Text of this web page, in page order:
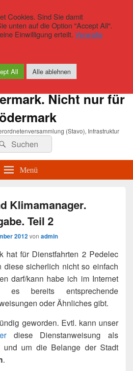
Nicht nur für
(Stavo), Infrastruktur
Suchen
Menü
Klimamanager.
Teil 2
2012von admin
hat für Dienstfahrten 2 Pedelec
diese sicherlich nicht so einfach
darf/kann habe ich im Internet
es bereits entsprechende
oder Ähnliches gibt.
geworden. Evtl. kann unser
diese Dienstanweisung als
und um die Belange der Stadt
.
Cookies. Sind Sie damit
unten auf die Option "Accept All".
Einwilligung erteilt. Verwalte
All Alle ablehnen